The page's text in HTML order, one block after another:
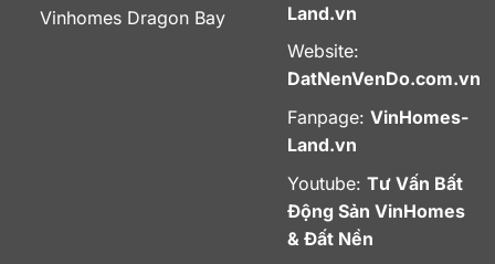
Vinhomes Dragon Bay
Land.vn
Website:
DatNenVenDo.com.vn
Fanpage: VinHomes-
Land.vn
Youtube: Tư Vấn Bất
Động Sản VinHomes
& Đất Nền